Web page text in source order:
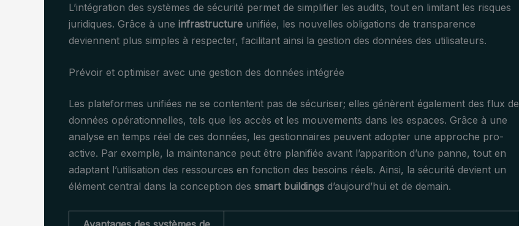
L’intégration des systèmes de sécurité permet de simplifier les audits, tout en limitant les risques
juridiques. Grâce à une infrastructure unifiée, les nouvelles obligations de transparence
deviennent plus simples à respecter, facilitant ainsi la gestion des données des utilisateurs.
Prévoir et optimiser avec une gestion des données intégrée
Les plateformes unifiées ne se contentent pas de sécuriser; elles génèrent également des flux de
données opérationnelles, tels que les accès et les mouvements dans les espaces. Grâce à une
analyse en temps réel de ces données, les gestionnaires peuvent adopter une approche pro-
active. Par exemple, la maintenance peut être planifiée avant l’apparition d’une panne, tout en
adaptant l’utilisation des ressources en fonction des besoins réels. Ainsi, la sécurité devient un
élément central dans la conception des smart buildings d’aujourd’hui et de demain.